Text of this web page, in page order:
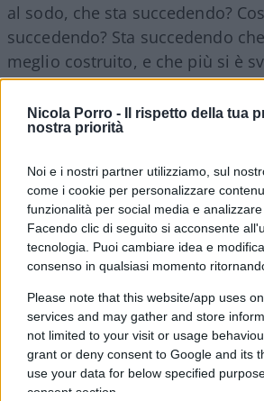
Nicola Porro -
Il rispetto della tua
nostra priorità
Noi e i nostri partner utilizziamo, sul
come i cookie per personalizzare
funzionalità per social media e
Facendo clic di seguito si acconsente
tecnologia. Puoi cambiare idea e
consenso in qualsiasi momento
Please note that this website/app uses
services and may gather and store
not limited to your visit or usage
grant or deny consent to Google and its
use your data for below specified
consent section.
al sodo, che sta succedendo?
succedendo? Sta succedendo
meglio costruito, e che più si è
maniera immobiliare e coerente,
farsi un giro. Ma di che stiamo
Arrestano un ex dirigente eSala
adesso non difendi più il Salva
se fino a ieri era buona nei
adesso improvvisamente,
Ma ragazzi qui siamo alla follia
manipulitescain cui i magistrati
perché sennò ti arrestano.